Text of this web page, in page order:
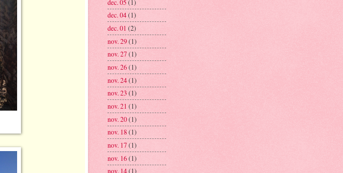
dec. 05 (1)
dec. 04(1)
dec. 01 (2)
nov. 29(1)
nov. 27 (1)
nov. 26(1)
nov. 24(1)
nov. 23 (1)
nov. 21 (1)
nov. 20(1)
nov. 18(1)
nov. 17(1)
nov. 16(1)
nov. 14(1)